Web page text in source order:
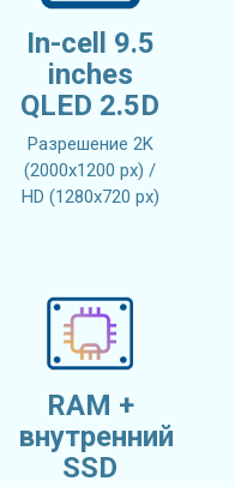
In-cell 9.5
inches
QLED 2.5D
Разрешение 2K
(2000x1200 px) /
HD (1280x720 px)
RAM +
внутренний
SSD